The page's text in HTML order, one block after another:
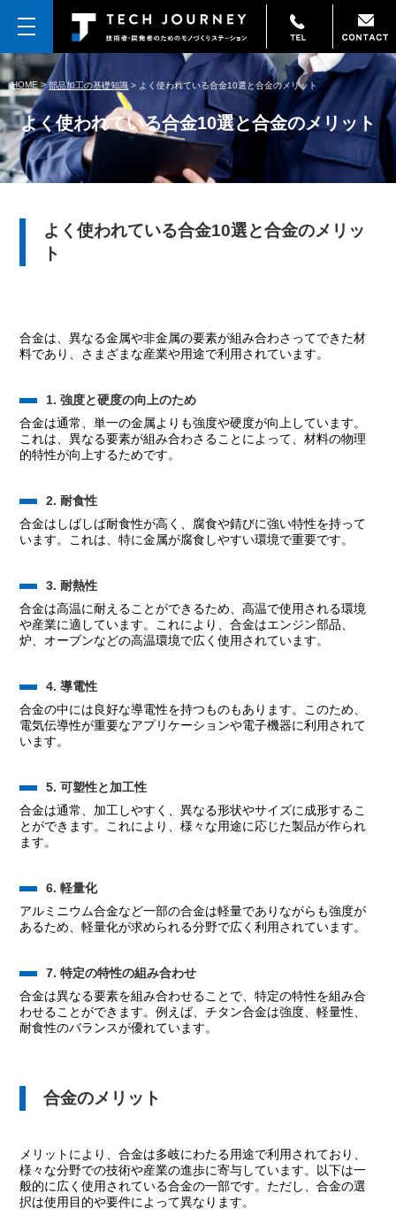
HOME >部品加工の基礎知識 > よく使われている合金10選と合金のメリット
よく使われている合金10選と合金のメリット
よく使われている合金10選と合金のメリッ
ト
合金は、異なる金属や非金属の要素が組み合わさってできた材
料であり、さまざまな産業や用途で利用されています。
1. 強度と硬度の向上のため
合金は通常、単一の金属よりも強度や硬度が向上しています。
これは、異なる要素が組み合わさることによって、材料の物理
的特性が向上するためです。
2. 耐食性
合金はしばしば耐食性が高く、腐食や錆びに強い特性を持って
います。これは、特に金属が腐食しやすい環境で重要です。
3. 耐熱性
合金は高温に耐えることができるため、高温で使用される環境
や産業に適しています。これにより、合金はエンジン部品、
炉、オーブンなどの高温環境で広く使用されています。
4. 導電性
合金の中には良好な導電性を持つものもあります。このため、
電気伝導性が重要なアプリケーションや電子機器に利用されて
います。
5. 可塑性と加工性
合金は通常、加工しやすく、異なる形状やサイズに成形するこ
とができます。これにより、様々な用途に応じた製品が作られ
ます。
6. 軽量化
アルミニウム合金など一部の合金は軽量でありながらも強度が
あるため、軽量化が求められる分野で広く利用されています。
7. 特定の特性の組み合わせ
合金は異なる要素を組み合わせることで、特定の特性を組み合
わせることができます。例えば、チタン合金は強度、軽量性、
耐食性のバランスが優れています。
合金のメリット
メリットにより、合金は多岐にわたる用途で利用されており、
様々な分野での技術や産業の進歩に寄与しています。以下は一
般的に広く使用されている合金の一部です。ただし、合金の選
択は使用目的や要件によって異なります。